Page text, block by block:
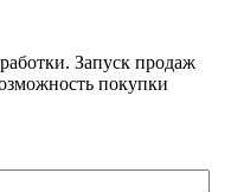
Запуск продаж
покупки